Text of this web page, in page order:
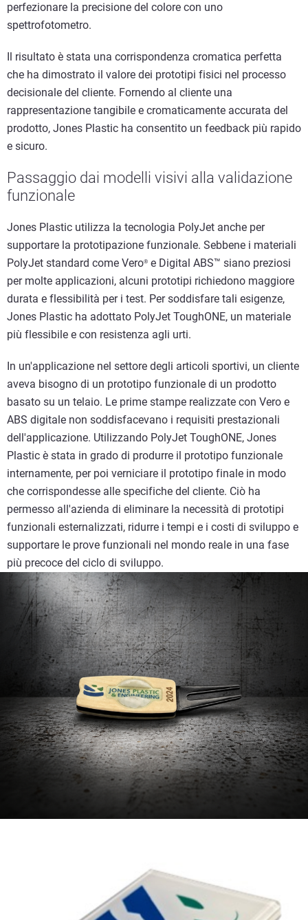
perfezionare la precisione del colore con uno
spettrofotometro.
Il risultato è stata una corrispondenza cromatica perfetta
che ha dimostrato il valore dei prototipi fisici nel processo
decisionale del cliente. Fornendo al cliente una
rappresentazione tangibile e cromaticamente accurata del
prodotto, Jones Plastic ha consentito un feedback più rapido
e sicuro.
Passaggio dai modelli visivi alla validazione
funzionale
Jones Plastic utilizza la tecnologia PolyJet anche per
supportare la prototipazione funzionale. Sebbene i materiali
PolyJet standard come Vero® e Digital ABS™ siano preziosi
per molte applicazioni, alcuni prototipi richiedono maggiore
durata e flessibilità per i test. Per soddisfare tali esigenze,
Jones Plastic ha adottato PolyJet ToughONE, un materiale
più flessibile e con resistenza agli urti.
In un'applicazione nel settore degli articoli sportivi, un cliente
aveva bisogno di un prototipo funzionale di un prodotto
basato su un telaio. Le prime stampe realizzate con Vero e
ABS digitale non soddisfacevano i requisiti prestazionali
dell'applicazione. Utilizzando PolyJet ToughONE, Jones
Plastic è stata in grado di produrre il prototipo funzionale
internamente, per poi verniciare il prototipo finale in modo
che corrispondesse alle specifiche del cliente. Ciò ha
permesso all'azienda di eliminare la necessità di prototipi
funzionali esternalizzati, ridurre i tempi e i costi di sviluppo e
supportare le prove funzionali nel mondo reale in una fase
più precoce del ciclo di sviluppo.